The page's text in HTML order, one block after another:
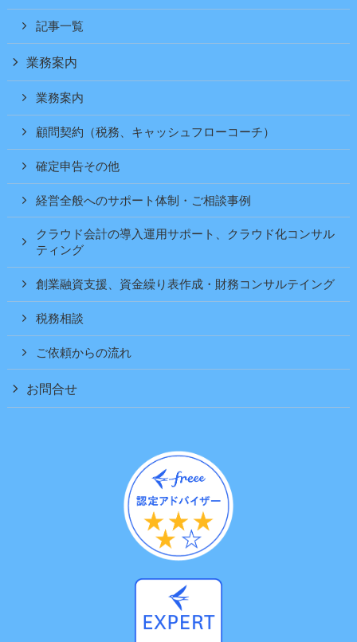
記事一覧
業務案内
業務案内
顧問契約（税務、キャッシュフローコーチ）
確定申告その他
経営全般へのサポート体制・ご相談事例
クラウド会計の導入運用サポート、クラウド化コンサル
ティング
創業融資支援、資金繰り表作成・財務コンサルテイング
税務相談
ご依頼からの流れ
お問合せ